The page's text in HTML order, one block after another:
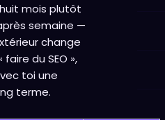
mois plutôt
semaine —
change
du SEO »,
toi une
terme.